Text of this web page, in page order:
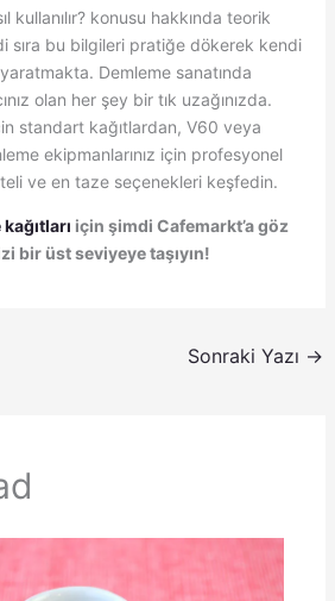
kullanılır? konusu hakkında teorik
sıra bu bilgileri pratiğe dökerek kendi
yaratmakta. Demleme sanatında
olan her şey bir tık uzağınızda.
standart kağıtlardan, V60 veya
ekipmanlarınız için profesyonel
ve en taze seçenekleri keşfedin.
için şimdi Cafemarkt’a göz
bir üst seviyeye taşıyın!
Sonraki Yazı →